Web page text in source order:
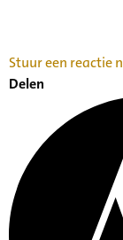
Stuur een reactie
Delen